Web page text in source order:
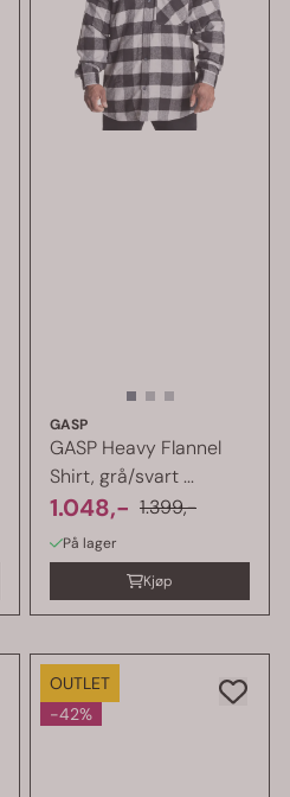
GASP
GASP Heavy Flannel
Shirt, grå/svart ...
1.048,- 1.399,-
På lager
Kjøp
OUTLET
-42%